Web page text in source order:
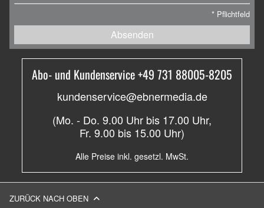
* Pflichtfeld
Absenden
Abo- und Kundenservice +49 731 88005-8205
kundenservice@ebnermedia.de
(Mo. - Do. 9.00 Uhr bis 17.00 Uhr,
Fr. 9.00 bis 15.00 Uhr)
Alle Preise inkl. gesetzl. MwSt.
ZURÜCK NACH OBEN